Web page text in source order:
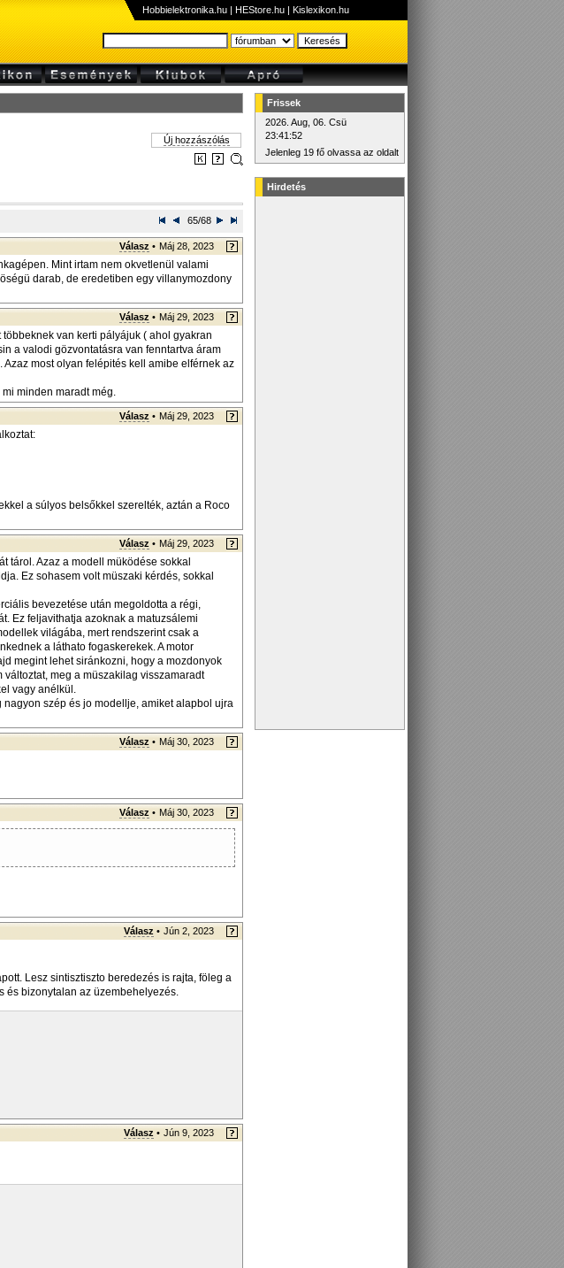
Hobbielektronika.hu | HEStore.hu | Kislexikon.hu
Új hozzászólás
65/68
Válasz • Máj 28, 2023
Mint irtam nem okvetlenül valami
darab, de eredetiben egy villanymozdony
Válasz • Máj 29, 2023
van kerti pályájuk ( ahol gyakran
a valodi gözvontatásra van fenntartva áram
most olyan felépités kell amibe elférnek az
minden maradt még.
Válasz • Máj 29, 2023
a súlyos belsőkkel szerelték, aztán a Roco
Válasz • Máj 29, 2023
tárol. Azaz a modell müködése sokkal
Ez sohasem volt müszaki kérdés, sokkal
bevezetése után megoldotta a régi,
Ez feljavithatja azoknak a matuzsálemi
világába, mert rendszerint csak a
a láthato fogaskerekek. A motor
megint lehet siránkozni, hogy a mozdonyok
meg a müszakilag visszamaradt
vagy anélkül.
szép és jo modellje, amiket alapbol ujra
Válasz • Máj 30, 2023
Válasz • Máj 30, 2023
Válasz • Jún 2, 2023
Lesz sintisztiszto beredezés is rajta, föleg a
és bizonytalan az üzembehelyezés.
Válasz • Jún 9, 2023
Frissek
2026. Aug, 06. Csü
23:41:52
Jelenleg 19 fő olvassa az oldalt
Hirdetés